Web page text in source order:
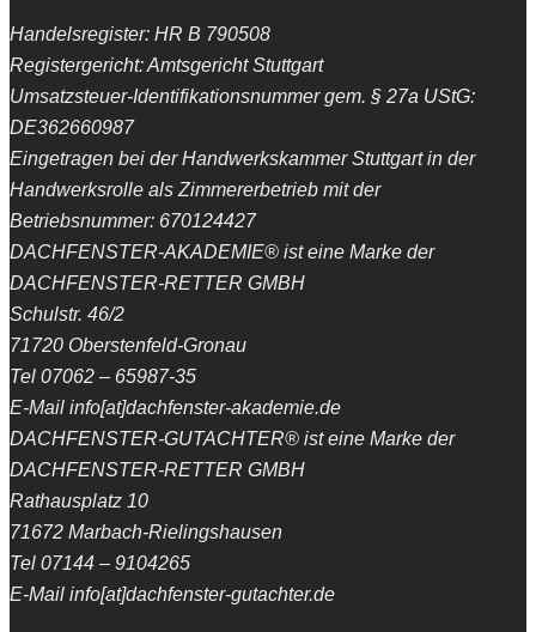
Handelsregister: HR B 790508
Registergericht: Amtsgericht Stuttgart
Umsatzsteuer-Identifikationsnummer gem. § 27a UStG:
DE362660987
Eingetragen bei der Handwerkskammer Stuttgart in der
Handwerksrolle als Zimmererbetrieb mit der
Betriebsnummer: 670124427
DACHFENSTER-AKADEMIE® ist eine Marke der
DACHFENSTER-RETTER GMBH
Schulstr. 46/2
71720 Oberstenfeld-Gronau
Tel 07062 – 65987-35
E-Mail info[at]dachfenster-akademie.de
DACHFENSTER-GUTACHTER® ist eine Marke der
DACHFENSTER-RETTER GMBH
Rathausplatz 10
71672 Marbach-Rielingshausen
Tel 07144 – 9104265
E-Mail info[at]dachfenster-gutachter.de